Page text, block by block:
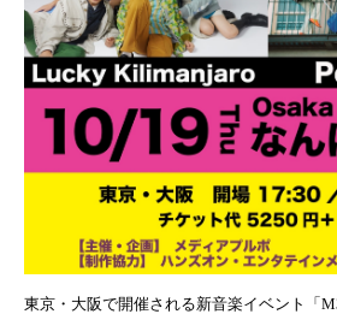
東京・大阪で開催される新音楽イベント「